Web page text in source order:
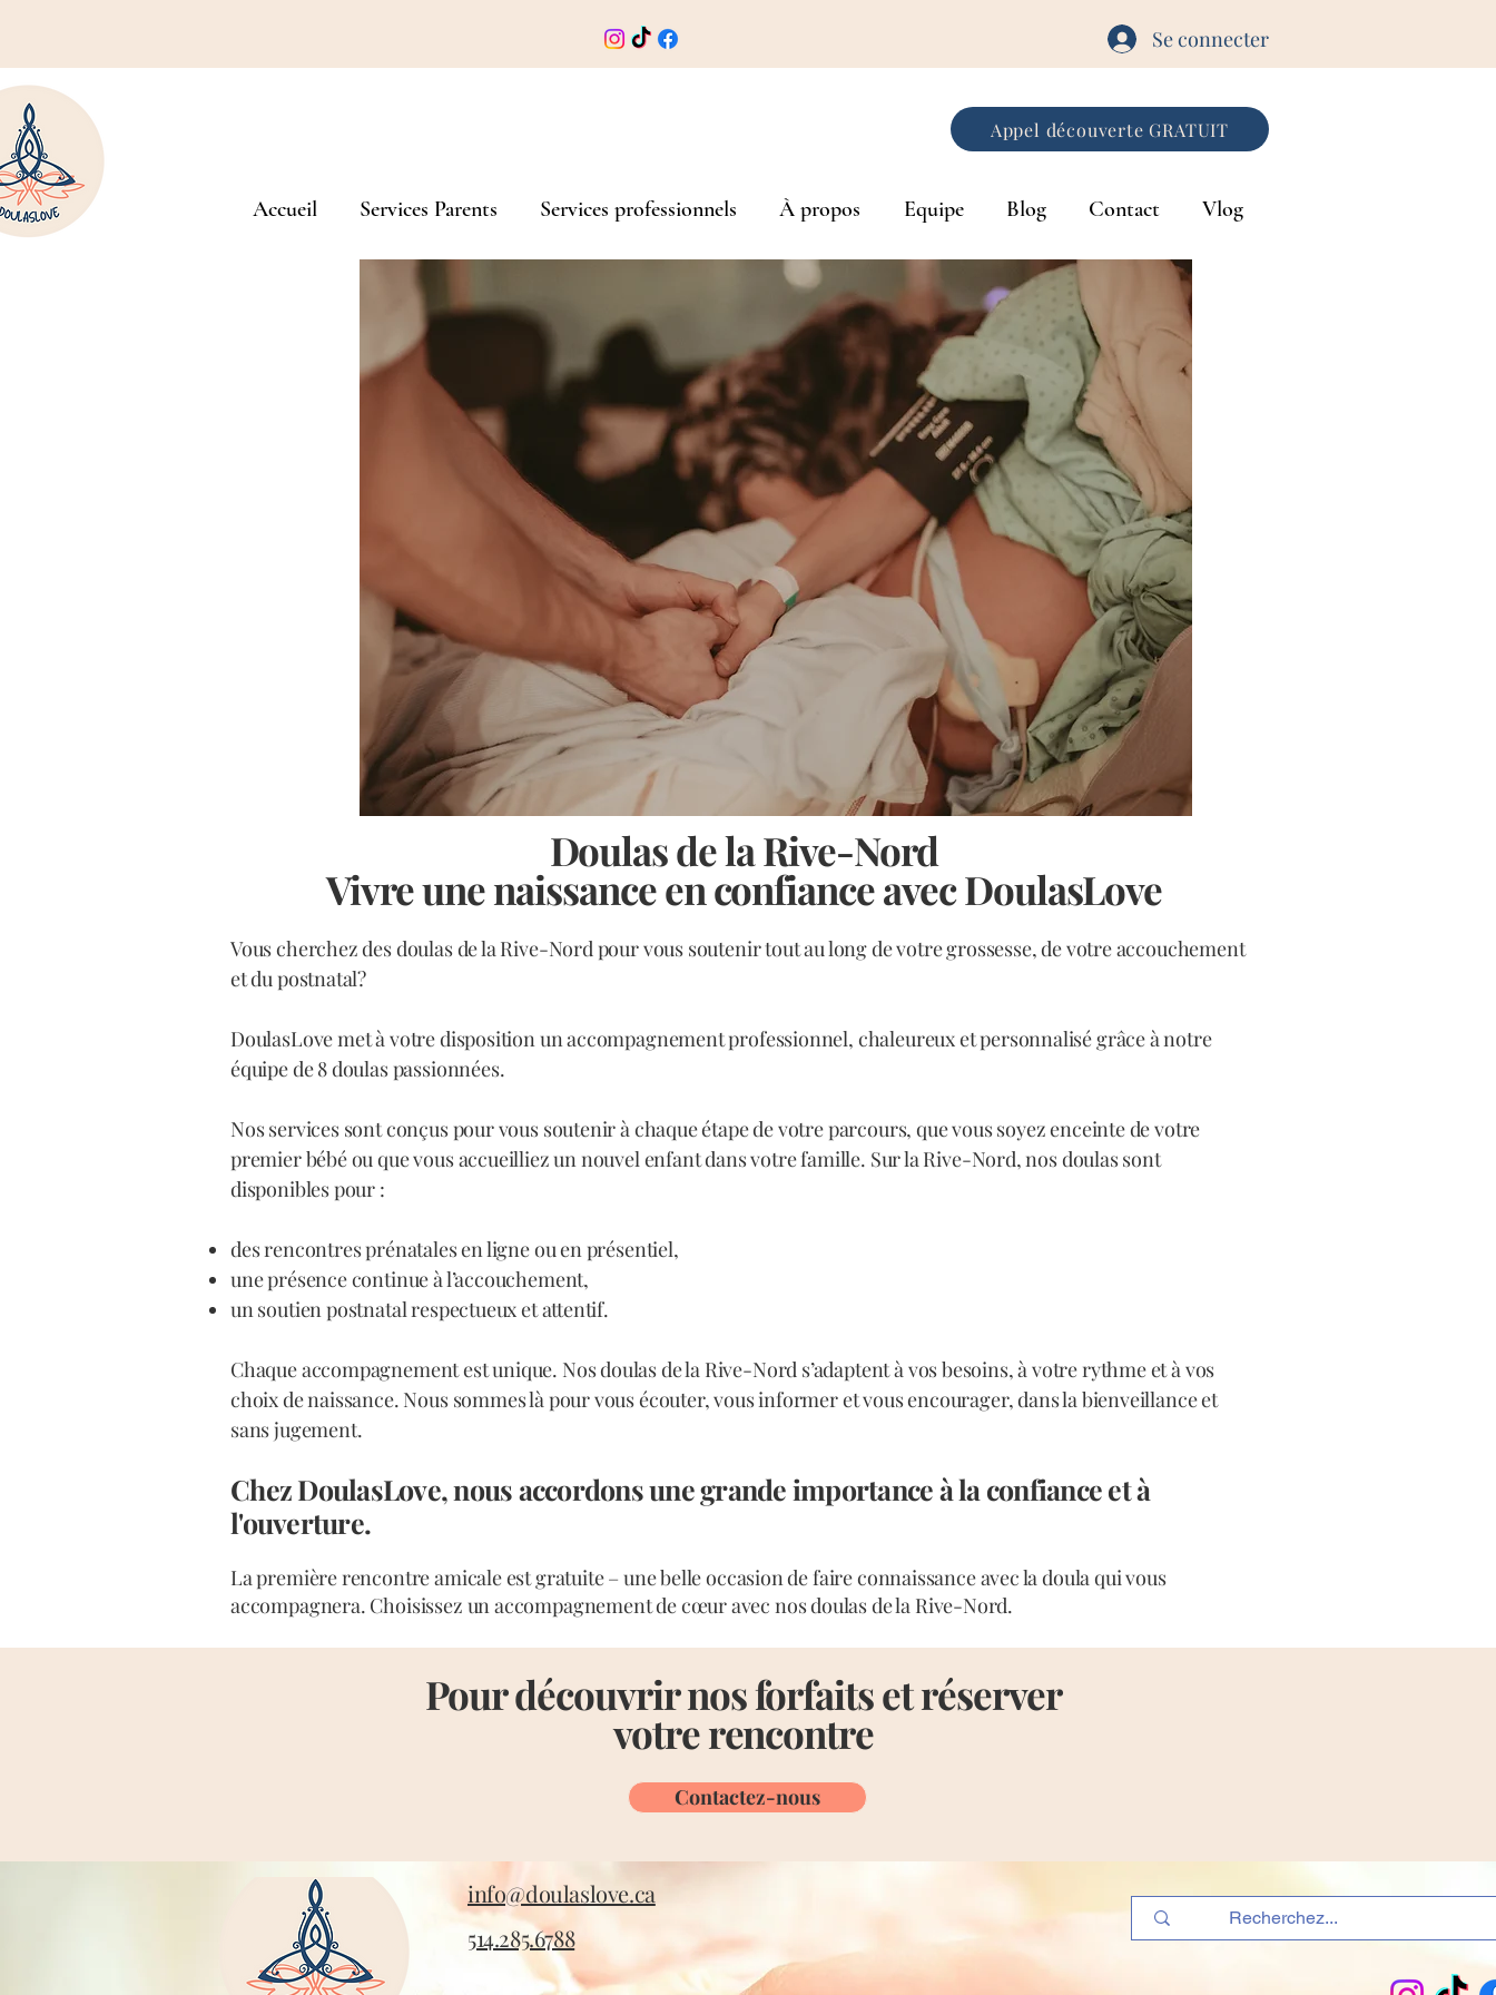
Se connecter
Appel découverte GRATUIT
Accueil Services Parents Services professionnels À propos Equipe Blog Contact Vlog
Doulas de la Rive-Nord
Vivre une naissance en confiance avec DoulasLove
Vous cherchez des doulas de la Rive-Nord pour vous soutenir tout au long de votre grossesse, de votre accouchement
et du postnatal?
DoulasLove met à votre disposition un accompagnement professionnel, chaleureux et personnalisé grâce à notre
équipe de 8 doulas passionnées.
Nos services sont conçus pour vous soutenir à chaque étape de votre parcours, que vous soyez enceinte de votre
premier bébé ou que vous accueilliez un nouvel enfant dans votre famille. Sur la Rive-Nord, nos doulas sont
disponibles pour :
des rencontres prénatales en ligne ou en présentiel,
une présence continue à l’accouchement,
un soutien postnatal respectueux et attentif.
Chaque accompagnement est unique. Nos doulas de la Rive-Nord s’adaptent à vos besoins, à votre rythme et à vos
choix de naissance. Nous sommes là pour vous écouter, vous informer et vous encourager, dans la bienveillance et
sans jugement.
Chez DoulasLove, nous accordons une grande importance à la confiance et à
l'ouverture.
La première rencontre amicale est gratuite – une belle occasion de faire connaissance avec la doula qui vous
accompagnera. Choisissez un accompagnement de cœur avec nos doulas de la Rive-Nord.
Pour découvrir nos forfaits et réserver
votre rencontre
Contactez-nous
info@doulaslove.ca
514.285.6788